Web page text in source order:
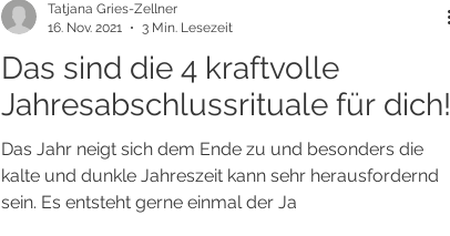
Das sind die 4 kraftvolle
Jahresabschlussrituale für dich!
Das Jahr neigt sich dem Ende zu und besonders die
kalte und dunkle Jahreszeit kann sehr herausfordernd
sein. Es entsteht gerne einmal der Ja
Tatjana Gries-Zellner
16. Nov. 2021
3 Min. Lesezeit